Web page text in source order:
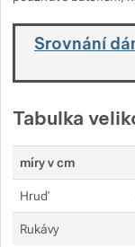
Srovnání
Tabulka
míry v cm
Hruď
Rukávy